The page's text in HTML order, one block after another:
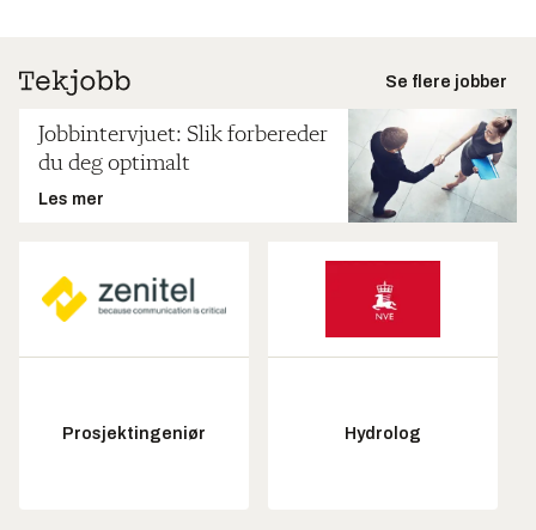
Se flere jobber
Jobbintervjuet: Slik forbereder
du deg optimalt
Les mer
Prosjektingeniør Hydrolog